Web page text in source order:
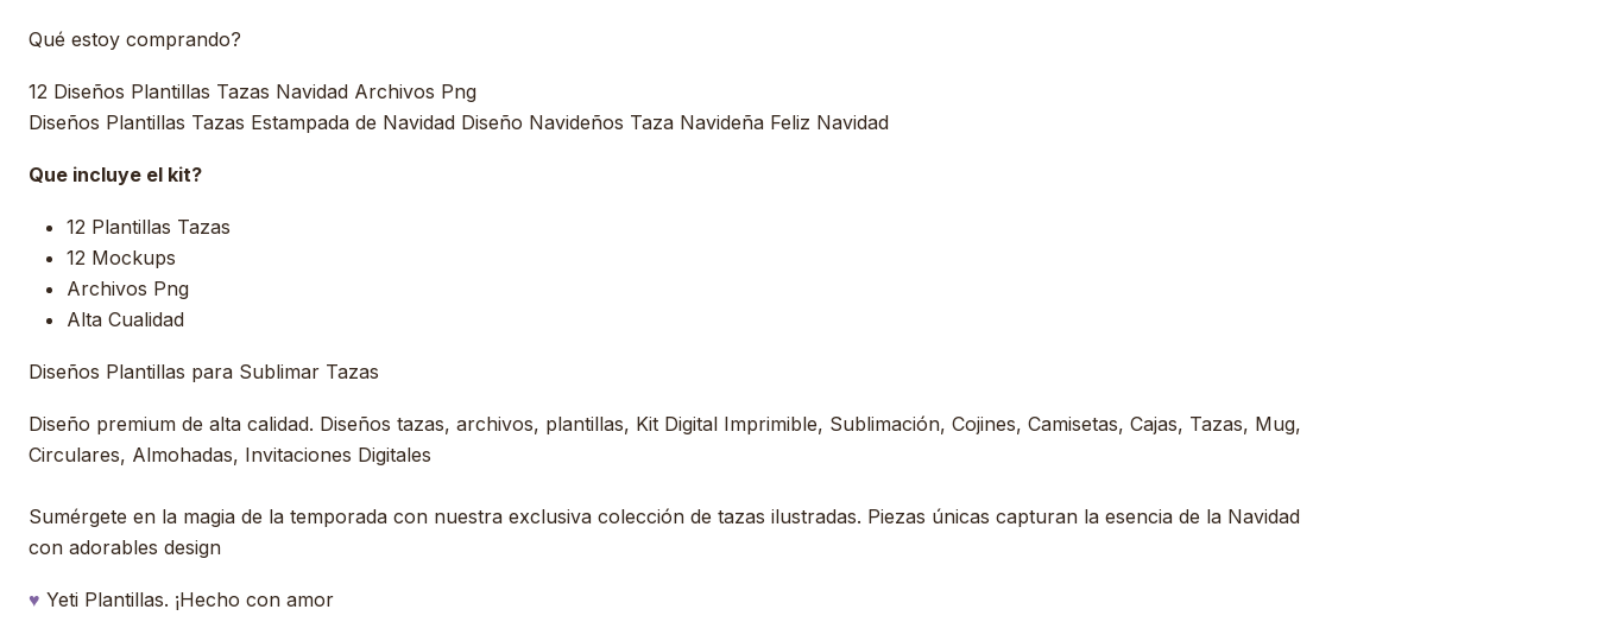
Qué estoy comprando?
12 Diseños Plantillas Tazas Navidad Archivos Png
Diseños Plantillas Tazas Estampada de Navidad Diseño Navideños Taza Navideña Feliz Navidad
Que incluye el kit?
12 Plantillas Tazas
12 Mockups
Archivos Png
Alta Cualidad
Diseños Plantillas para Sublimar Tazas
Diseño premium de alta calidad. Diseños tazas, archivos, plantillas, Kit Digital Imprimible, Sublimación, Cojines, Camisetas, Cajas, Tazas, Mug,
Circulares, Almohadas, Invitaciones Digitales
Sumérgete en la magia de la temporada con nuestra exclusiva colección de tazas ilustradas. Piezas únicas capturan la esencia de la Navidad
con adorables design
♥ Yeti Plantillas. ¡Hecho con amor